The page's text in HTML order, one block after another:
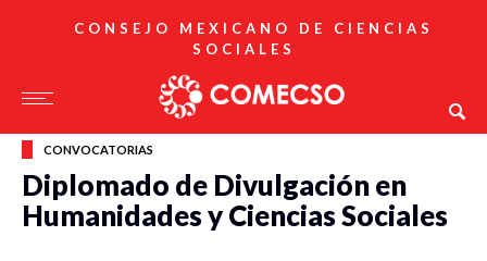
CONSEJO MEXICANO DE CIENCIAS
SOCIALES
CONVOCATORIAS
Diplomado de Divulgación en
Humanidades y Ciencias Sociales